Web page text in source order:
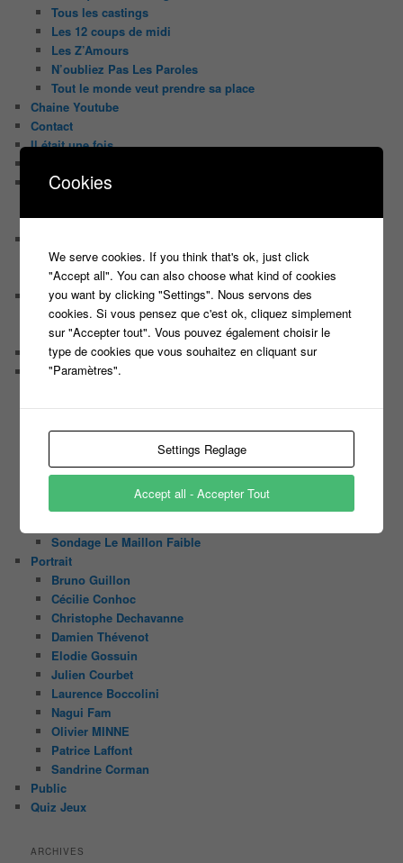
Tous les castings
Les 12 coups de midi
Les Z’Amours
N’oubliez Pas Les Paroles
Tout le monde veut prendre sa place
Chaine Youtube
Contact
Il était une fois ….
Le trombinoscope des Joueurs
Serge le candidat qui a peur du noir.
Les caméras d’un jeu plateau
Un plateau de jeu télévisé coûte cher, mais pourquoi ?
Les interviews de Lora
Quand Lora rencontre Aline elles parlent de quoi ?
Quand Lora papote avec Franck, ils parlent de quoi ?
NewsLetter
Nos Sondages
Sondage Koh Lanta Fidji 2017
Sondage Koh Lanta Cambodge 2017
Sondage Koh Lanta
Sondages « Bienvenue au Camping »
Sondage Koh Lanta 2016 (2) Thailand
Sondage Koh Lanta 2016
Sondage Le Maillon Faible
Portrait
Bruno Guillon
Cécilie Conhoc
Christophe Dechavanne
Damien Thévenot
Elodie Gossuin
Julien Courbet
Laurence Boccolini
Nagui Fam
Olivier MINNE
Patrice Laffont
Sandrine Corman
Public
Quiz Jeux
ARCHIVES
Cookies
We serve cookies. If you think that's ok, just click
"Accept all". You can also choose what kind of cookies
you want by clicking "Settings". Nous servons des
cookies. Si vous pensez que c'est ok, cliquez simplement
sur "Accepter tout". Vous pouvez également choisir le
type de cookies que vous souhaitez en cliquant sur
"Paramètres".
Settings Reglage
Accept all - Accepter Tout